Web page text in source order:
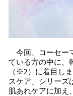
今回、コーセー
ている方の中に、
（※2）に着目し
スケア」シリーズ
肌あれケアに加え